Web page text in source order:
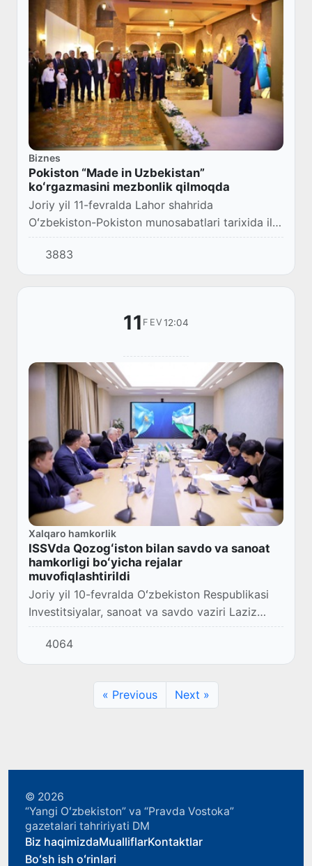
Biznes
Pokiston “Made in Uzbekistan”
koʻrgazmasini mezbonlik qilmoqda
Joriy yil 11-fevralda Lahor shahrida
Oʻzbekiston-Pokiston munosabatlari tarixida ilk
bor “Made in Uzbekistan” milliy mahsulotlar
koʻrgazmasi oʻz ishini boshladi.
3883
11 FEV 12:04
Xalqaro hamkorlik
ISSVda Qozogʻiston bilan savdo va sanoat
hamkorligi boʻyicha rejalar
muvofiqlashtirildi
Joriy yil 10-fevralda Oʻzbekiston Respublikasi
Investitsiyalar, sanoat va savdo vaziri Laziz
Kudratov va Qozogʻiston Respublikasining
Oʻzbekiston Respublikasidagi Favqulodda va
Mux...
4064
« Previous Next »
© 2026
“Yangi Oʻzbekiston” va “Pravda Vostoka”
gazetalari tahririyati DM
Biz haqimizdaMualliflarKontaktlar
Boʻsh ish oʻrinlari